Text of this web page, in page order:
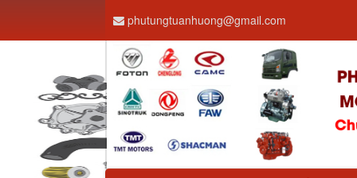
phutungtuanhuong@gmail.com
Dây ga CAMC H08 dài
2.68m